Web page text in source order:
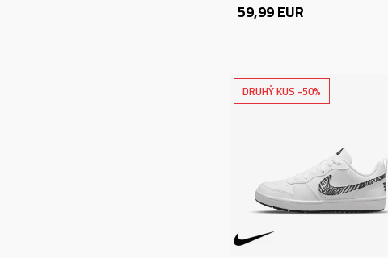
59,99EUR
DRUHÝ KUS -50%